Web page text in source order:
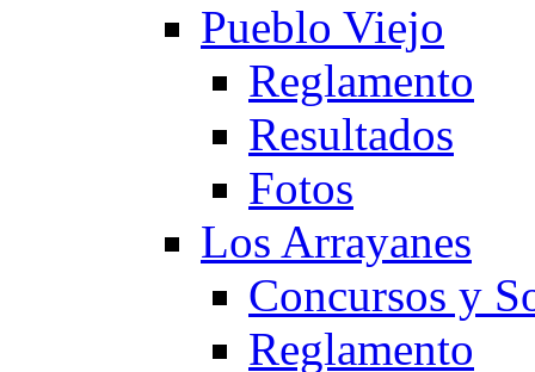
Pueblo Viejo
Reglamento
Resultados
Fotos
Los Arrayanes
Concursos y
Reglamento